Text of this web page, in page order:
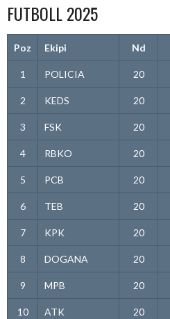
FUTBOLL 2025
Poz Ekipi Nd
1 POLICIA 20
2 KEDS 20
3 FSK 20
4 RBKO 20
5 PCB 20
6 TEB 20
7 KPK 20
8 DOGANA 20
9 MPB 20
10 ATK 20